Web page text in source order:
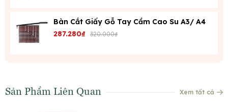
Bàn Cắt Giấy Gỗ Tay Cầm Cao Su A3/ A4
287.280₫ 320.000₫
Sản Phẩm Liên Quan Xem tất cả